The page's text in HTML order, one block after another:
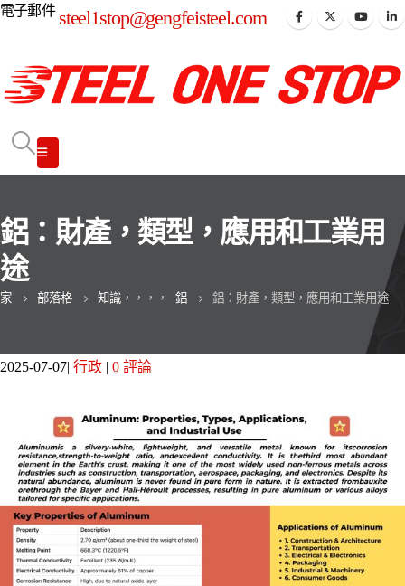
電子郵件 steel1stop@gengfeisteel.com
鋁：財產，類型，應用和工業用
途
家 部落格 知識 ，，，， 鋁 鋁：財產，類型，應用和工業用途
2025-07-07 行政 0 評論